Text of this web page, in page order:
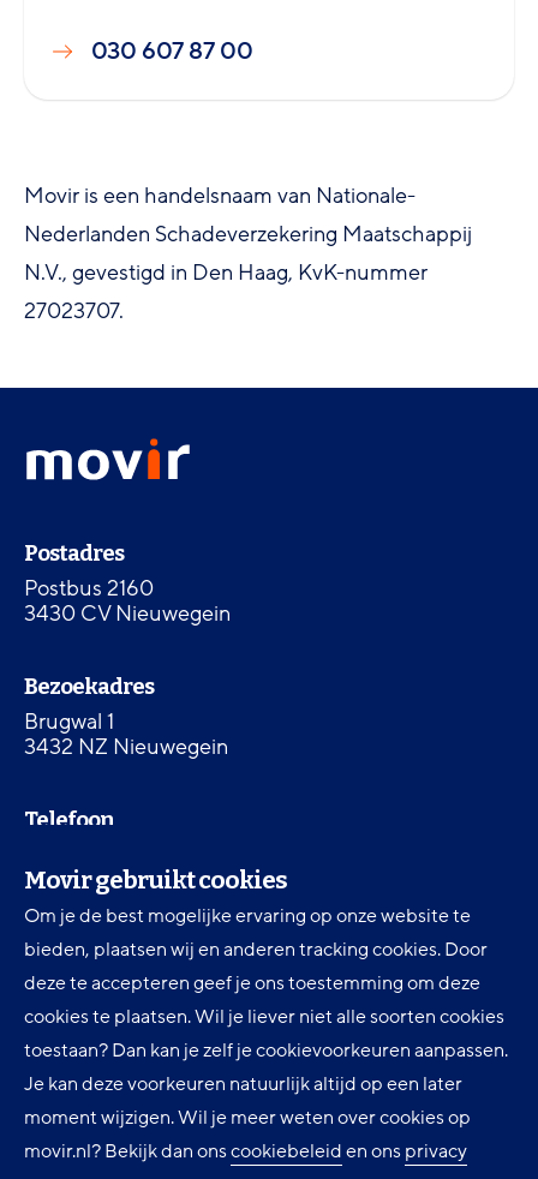
Movir gebruikt cookies
Om je de best mogelijke ervaring op onze website te
bieden, plaatsen wij en anderen tracking cookies. Door
deze te accepteren geef je ons toestemming om deze
cookies te plaatsen. Wil je liever niet alle soorten cookies
toestaan? Dan kan je zelf je cookievoorkeuren aanpassen.
Je kan deze voorkeuren natuurlijk altijd op een later
moment wijzigen. Wil je meer weten over cookies op
movir.nl? Bekijk dan onscookiebeleiden onsprivacy
030 607 87 00
Movir is een handelsnaam van Nationale-
Nederlanden Schadeverzekering Maatschappij
N.V., gevestigd in Den Haag, KvK-nummer
27023707.
menu
Movir
-
de
homepagina
Contactinformatie
Postadres
Postbus 2160
3430 CV Nieuwegein
Bezoekadres
Brugwal 1
3432 NZ Nieuwegein
Telefoon
Digitale toegankelijkheid
Movir Momentum AOV
Ervaringen en inspiratie
Klantenservice
Over Movir
Nieuws